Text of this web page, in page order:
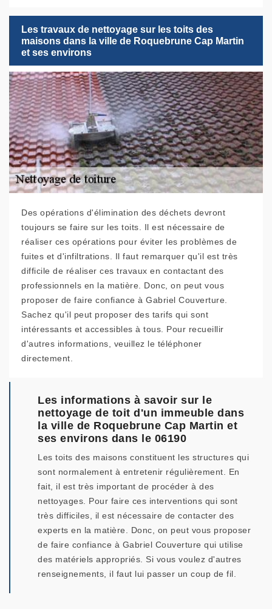
Les travaux de nettoyage sur les toits des
maisons dans la ville de Roquebrune Cap Martin
et ses environs
Des opérations d'élimination des déchets devront
toujours se faire sur les toits. Il est nécessaire de
réaliser ces opérations pour éviter les problèmes de
fuites et d'infiltrations. Il faut remarquer qu'il est très
difficile de réaliser ces travaux en contactant des
professionnels en la matière. Donc, on peut vous
proposer de faire confiance à Gabriel Couverture.
Sachez qu'il peut proposer des tarifs qui sont
intéressants et accessibles à tous. Pour recueillir
d'autres informations, veuillez le téléphoner
directement.
Les informations à savoir sur le
nettoyage de toit d'un immeuble dans
la ville de Roquebrune Cap Martin et
ses environs dans le 06190
Les toits des maisons constituent les structures qui
sont normalement à entretenir régulièrement. En
fait, il est très important de procéder à des
nettoyages. Pour faire ces interventions qui sont
très difficiles, il est nécessaire de contacter des
experts en la matière. Donc, on peut vous proposer
de faire confiance à Gabriel Couverture qui utilise
des matériels appropriés. Si vous voulez d'autres
renseignements, il faut lui passer un coup de fil.